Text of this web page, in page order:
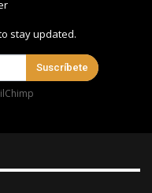
stay updated.
Suscríbete